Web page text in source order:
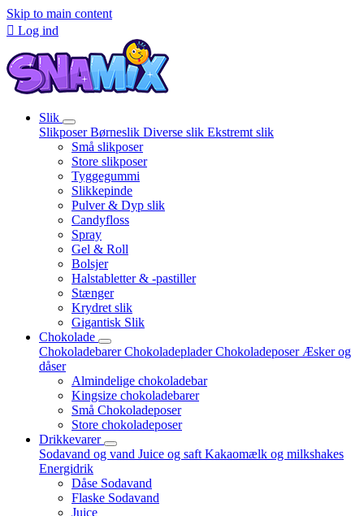
Skip to main content
 Log ind
Slik
SlikposerBørneslik Diverse slik Ekstremt slik
Små slikposer
Store slikposer
Tyggegummi
Slikkepinde
Pulver & Dyp slik
Candyfloss
Spray
Gel & Roll
Bolsjer
Halstabletter & -pastiller
Stænger
Krydret slik
Gigantisk Slik
Chokolade
ChokoladebarerChokoladepladerChokoladeposer Æsker og
dåser
Almindelige chokoladebar
Kingsize chokoladebarer
Små Chokoladeposer
Store chokoladeposer
Drikkevarer
Sodavand og vand Juice og saft Kakaomælk og milkshakes
Energidrik
Dåse Sodavand
Flaske Sodavand
Juice